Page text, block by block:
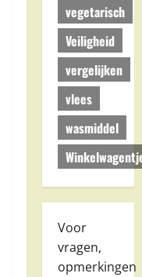
vegetarisch
Veiligheid
vergelijken
vlees
wasmiddel
Voor
vragen,
opmerkingen